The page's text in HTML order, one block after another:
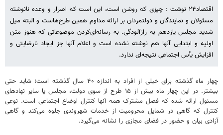
اقتصاد۲۴ نوشت : چیزی که روشن است، این است که اصرار و وعده نانوشته
مسئولان و نمایندگان و دولتمردان بر ارائه مداوم همین طرح‌هاست و البته میل
شدید مجلس یازدهم به رازآلودگی. به رسانه‌ای‌کردن موضوعاتی که هنوز متن
اولیه و ابتدایی آنها هم نوشته نشده است و اعلام آنها جز ایجاد نارضایتی و
افزایش یأس اجتماعی نتیجه‌ای ندارد.
چهار ماه گذشته برای خیلی از افراد به اندازه ۴۰ سال گذشته است؛ شاید حتی
بیشتر. در این چهار ماه بیش از ۱۵ طرح از سوی دولت، مجلس یا سایر نهادهای
مسئول ارائه شده که فصل مشترک همه آنها کنترل اوضاع اجتماعی است. نوعی
کنترل که گاهی در شمایل محرومیت‌ از خدمات شهروندی جلوه می‌کند و گاهی
آزادی بیان و حضور در فضای مجازی را نشانه می‌گیرد.